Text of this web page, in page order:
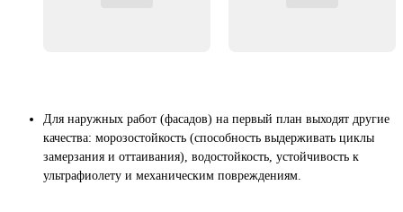
Для наружных работ (фасадов) на первый план выходят другие
качества: морозостойкость (способность выдерживать циклы
замерзания и оттаивания), водостойкость, устойчивость к
ультрафиолету и механическим повреждениям.